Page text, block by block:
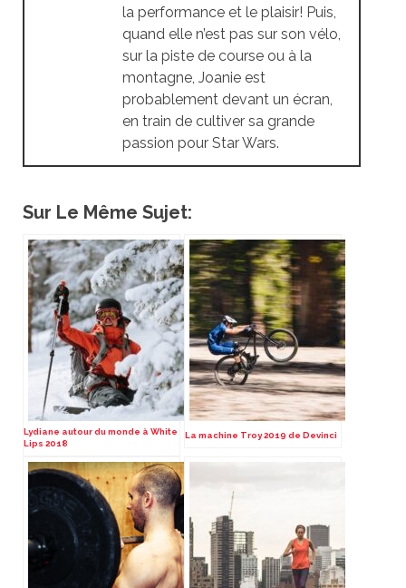
la performance et le plaisir! Puis,
quand elle n’est pas sur son vélo,
sur la piste de course ou à la
montagne, Joanie est
probablement devant un écran,
en train de cultiver sa grande
passion pour Star Wars.
Sur Le Même Sujet:
Lydiane autour du monde à White
Lips 2018
La machine Troy 2019 de Devinci